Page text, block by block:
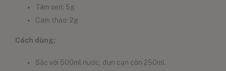
Tâm sen: 5g
Cam thảo: 2g
Cách dùng:
Sắc với 500ml nước, đun cạn còn 250ml.